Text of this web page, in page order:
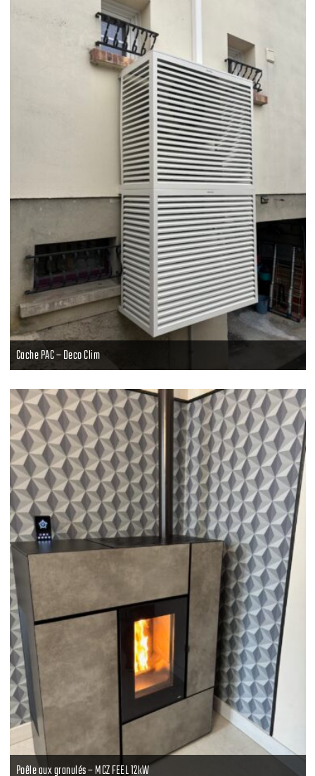
Cache PAC – Deco Clim
Poêle aux granulés – MCZ FEEL 12kW